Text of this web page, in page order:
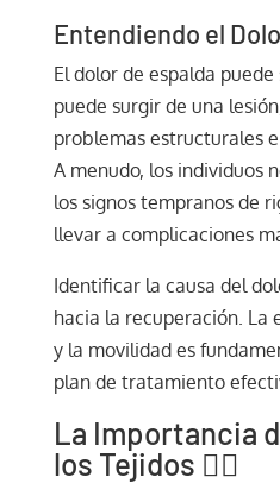
Entendiendo el
El dolor de espalda
puede surgir de una
problemas estructurales
A menudo, los individuos
los signos tempranos de
llevar a complicaciones
Identificar la causa del
hacia la recuperación. La
y la movilidad es
plan de tratamiento
La Importancia
los Tejidos 🧘‍♂️